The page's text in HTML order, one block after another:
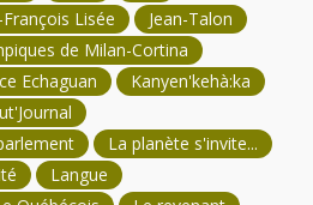
François Lisée
Jean-Talon
de Milan-Cortina
Echaguan
Kanyen'kehà:ka
La planète s'invite...
Langue